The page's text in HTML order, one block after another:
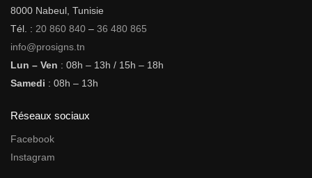
8000 Nabeul, Tunisie
Tél. : 20 860 840 – 36 480 865
info@prosigns.tn
Lun – Ven : 08h – 13h / 15h – 18h
Samedi : 08h – 13h
Réseaux sociaux
Facebook
Instagram